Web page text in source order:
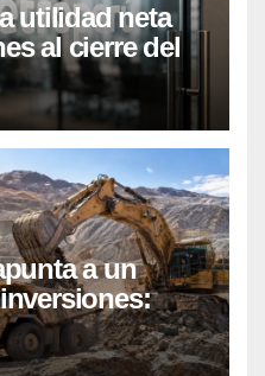
utilidad neta
al cierre del
a un
y el FMI